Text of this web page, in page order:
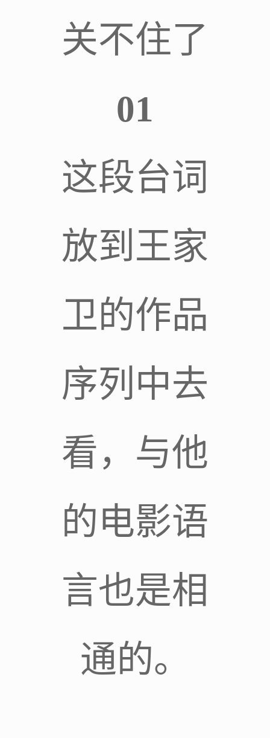
关不住了
01
这段台词
放到王家
卫的作品
序列中去
看，与他
的电影语
言也是相
通的。